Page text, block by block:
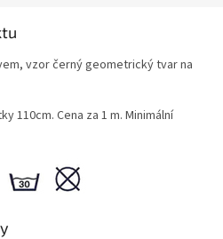
vzor černý geometrický tvar na
110cm. Cena za 1 m. Minimální